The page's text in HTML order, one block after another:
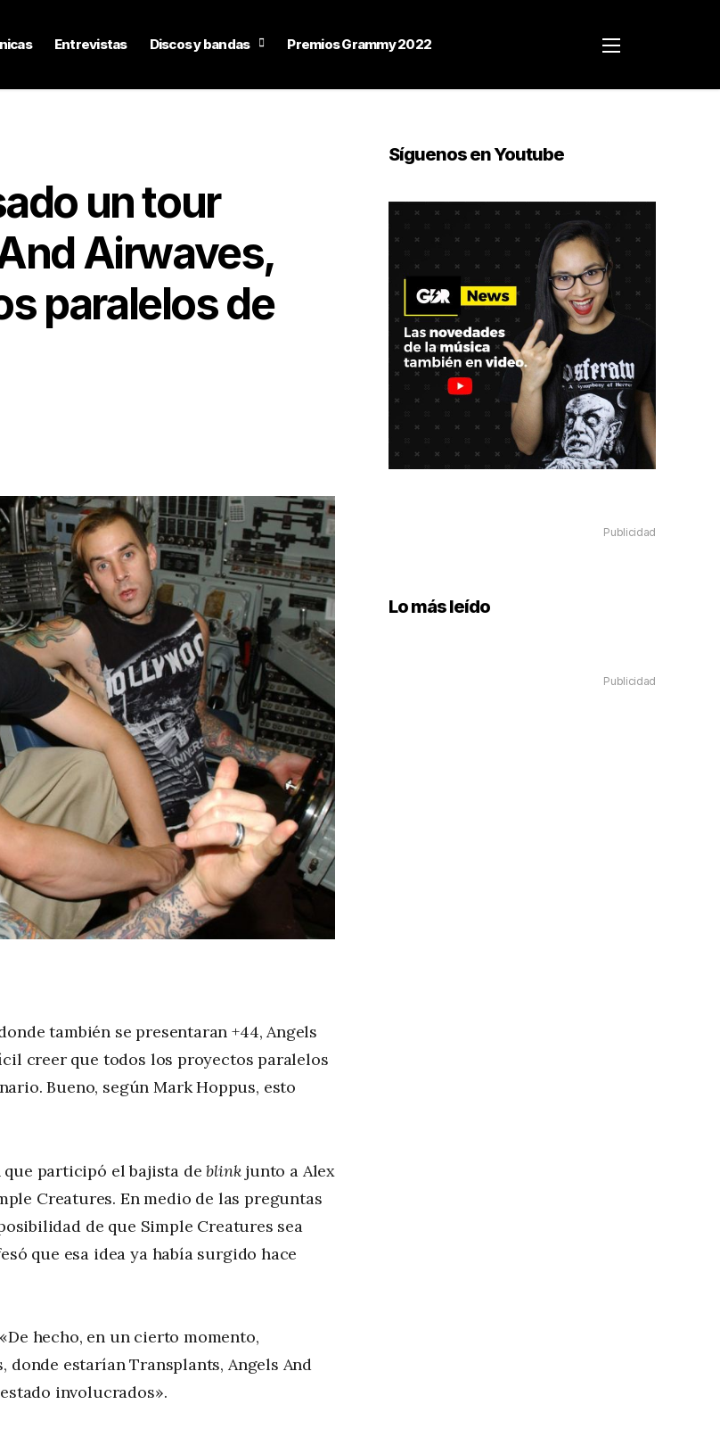
Entrevistas Discos y bandas Premios Grammy 2022
un tour
Airwaves,
paralelos de
también se presentaran +44, Angels
creer que todos los proyectos paralelos
Bueno, según Mark Hoppus, esto
que participó el bajista deblink junto a Alex
Creatures. En medio de las preguntas
de que Simple Creatures sea
que esa idea ya había surgido hace
hecho, en un cierto momento,
donde estarían Transplants, Angels And
involucrados».
Síguenos en Youtube
Publicidad
Lo más leído
Publicidad